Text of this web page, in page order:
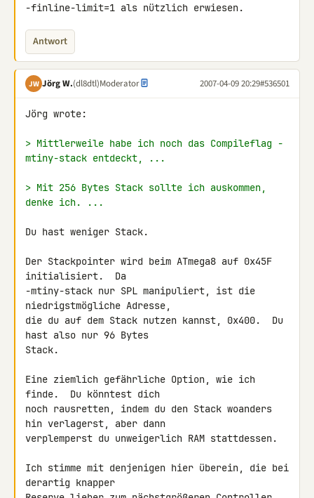
-finline-limit=1 als nützlich erwiesen.
Antwort
JW Jörg W.(dl8dtl)Moderator 2007-04-09 20:29#536501
Jörg wrote:
> Mittlerweile habe ich noch das Compileflag -
mtiny-stack entdeckt, ...
> Mit 256 Bytes Stack sollte ich auskommen,
denke ich. ...
Du hast weniger Stack.
Der Stackpointer wird beim ATmega8 auf 0x45F
initialisiert.  Da
-mtiny-stack nur SPL manipuliert, ist die
niedrigstmögliche Adresse,
die du auf dem Stack nutzen kannst, 0x400.  Du
hast also nur 96 Bytes
Stack.
Eine ziemlich gefährliche Option, wie ich
finde.  Du könntest dich
noch rausretten, indem du den Stack woanders
hin verlagerst, aber dann
verplemperst du unweigerlich RAM stattdessen.
Ich stimme mit denjenigen hier überein, die bei
derartig knapper